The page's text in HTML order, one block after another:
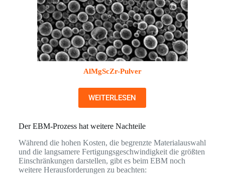
AlMgScZr-Pulver
WEITERLESEN
Der EBM-Prozess hat weitere Nachteile
Während die hohen Kosten, die begrenzte Materialauswahl
und die langsamere Fertigungsgeschwindigkeit die größten
Einschränkungen darstellen, gibt es beim EBM noch
weitere Herausforderungen zu beachten: